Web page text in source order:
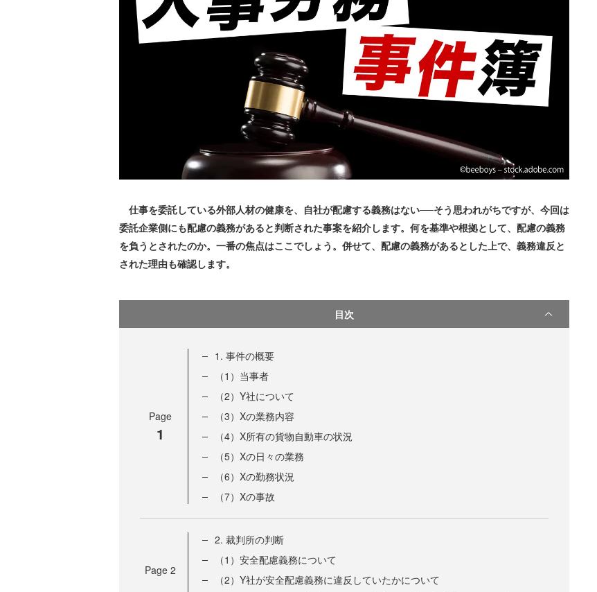
仕事を委託している外部人材の健康を、自社が配慮する義務はない──そう思われがちですが、今回は
委託企業側にも配慮の義務があると判断された事案を紹介します。何を基準や根拠として、配慮の義務
を負うとされたのか。一番の焦点はここでしょう。併せて、配慮の義務があるとした上で、義務違反と
された理由も確認します。
目次
Page
1
1. 事件の概要
（1）当事者
（2）Y社について
（3）Xの業務内容
（4）X所有の貨物自動車の状況
（5）Xの日々の業務
（6）Xの勤務状況
（7）Xの事故
Page 2
2. 裁判所の判断
（1）安全配慮義務について
（2）Y社が安全配慮義務に違反していたかについて